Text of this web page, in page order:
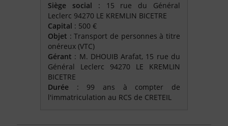
Siège social : 15 rue du Général
Leclerc 94270 LE KREMLIN BICETRE
Capital : 500 €
Objet : Transport de personnes à titre
onéreux (VTC)
Gérant : M. DHOUIB Arafat, 15 rue du
Général Leclerc 94270 LE KREMLIN
BICETRE
Durée : 99 ans à compter de
l'immatriculation au RCS de CRETEIL